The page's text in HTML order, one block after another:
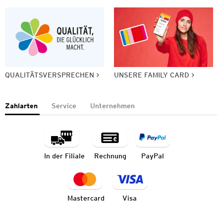
QUALITÄTSVERSPRECHEN UNSERE FAMILY CARD
Zahlarten Service Unternehmen
In der Filiale Rechnung PayPal
Mastercard Visa